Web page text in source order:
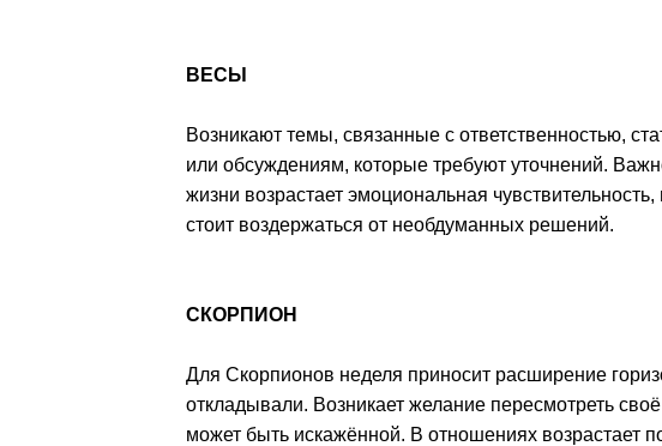
ВЕСЫ
Возникают темы, связанные с ответственностью,
или обсуждениям, которые требуют уточнений.
жизни возрастает эмоциональная
стоит воздержаться от необдуманных решений.
СКОРПИОН
Для Скорпионов неделя приносит расширение
откладывали. Возникает желание пересмотреть
может быть искажённой. В отношениях возрастает